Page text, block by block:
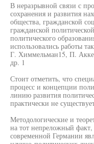
В неразрывной связи с
сохранения и развития
общества, гражданской
гражданской
политического
использовались работы
Г. Химмельман15, П.
др. 1
Стоит отметить, что
процесс и концепции
линию развития
практически не
Методологические и
на тот непреложный факт,
современной Германии